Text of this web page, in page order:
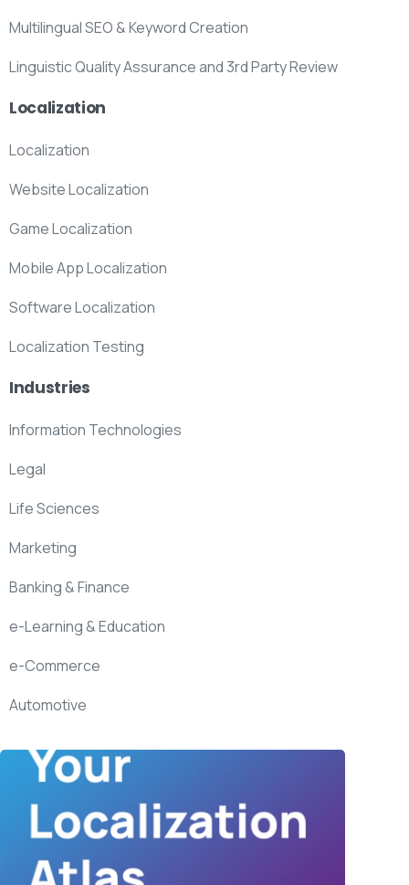
Multilingual SEO & Keyword Creation
Linguistic Quality Assurance and 3rd Party Review
Localization
Localization
Website Localization
Game Localization
Mobile App Localization
Software Localization
Localization Testing
Industries
Information Technologies
Legal
Life Sciences
Marketing
Banking & Finance
e-Learning & Education
e-Commerce
Automotive